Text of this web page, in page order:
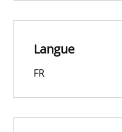
Langue
FR